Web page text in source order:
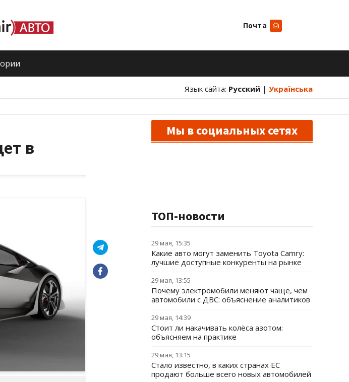
Почта
Язык сайта: Русский | Українська
в
Мы в социальных сетях
ТОП-новости
29 мая, 15:35
Какие авто могут заменить Toyota Camry:
лучшие доступные конкуренты на рынке
29 мая, 13:55
Почему электромобили меняют чаще, чем
автомобили с ДВС: объяснение аналитиков
29 мая, 14:39
Стоит ли накачивать колёса азотом:
объясняем на практике
29 мая, 13:15
Стало известно, в каких странах ЕС
продают больше всего новых автомобилей